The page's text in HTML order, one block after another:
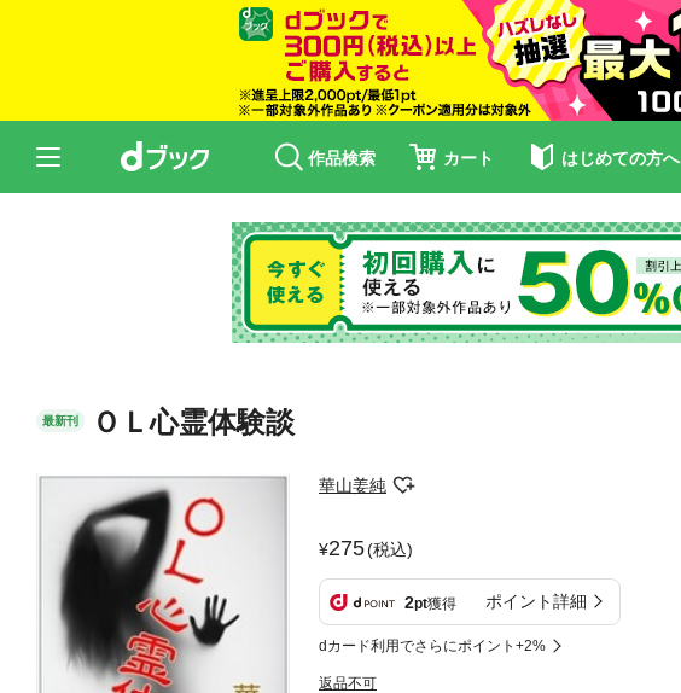
作品検索 カート はじめての方へ
最新刊 ＯＬ心霊体験談
華山姜純
275(税込)
2pt獲得 ポイント詳細
dカード利用でさらにポイント+2%
返品不可